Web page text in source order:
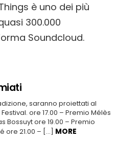
è uno dei più
300.000
Soundcloud.
saranno proiettati al
ore 17.00 – Premio Mélès
Bossuyt ore 19.00 – Premio
ore 21.00 – […] MORE